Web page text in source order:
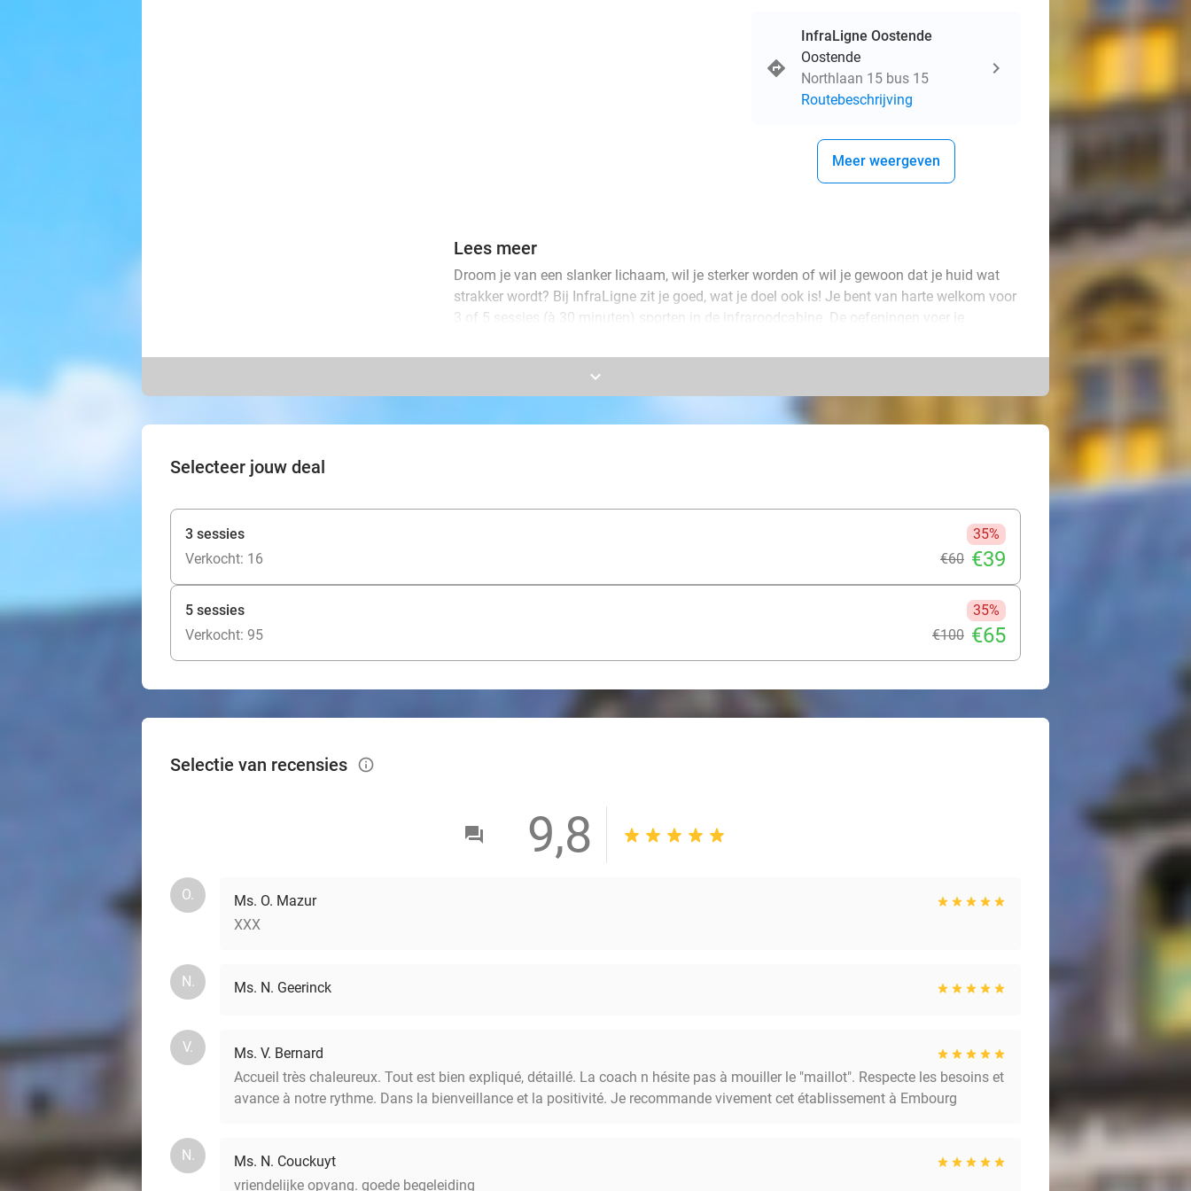
InfraLigne Oostende
Oostende
Northlaan 15 bus 15
Routebeschrijving
Meer weergeven
Lees meer
Droom je van een slanker lichaam, wil je sterker worden of wil je gewoon dat je huid wat
strakker wordt? Bij InfraLigne zit je goed, wat je doel ook is! Je bent van harte welkom voor
3 of 5 sessies (à 30 minuten) sporten in de infraroodcabine. De oefeningen voer je
infraroodcabine vermindert daarnaast de kans op spierpijn.
klaar om je te helpen je doel te behalen. Probeer het zelf bij een van de 20 deelnemende
keyboard_arrow_down
Selecteer jouw deal
3 sessies
35%
Verkocht: 16
€60 €39
5 sessies
35%
Verkocht: 95
€100 €65
Selectie van recensies info_outlined
9,8
O.
Ms. O. Mazur
XXX
N. Ms. N. Geerinck
V.
Ms. V. Bernard
Accueil très chaleureux. Tout est bien expliqué, détaillé. La coach n hésite pas à mouiller le "maillot". Respecte les besoins et
avance à notre rythme. Dans la bienveillance et la positivité. Je recommande vivement cet établissement à Embourg
N.
Ms. N. Couckuyt
vriendelijke opvang. goede begeleiding